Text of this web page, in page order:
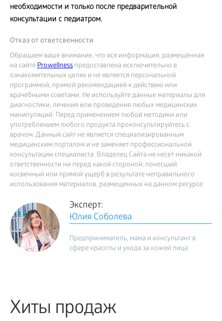
необходимости и только после предварительной
консультации с педиатром.
Отказ от ответсвенности
Обращаем ваше внимание, что вся информация, размещённая
на сайтеProwellness предоставлена исключительно в
ознакомительных целях и не является персональной
программой, прямой рекомендацией к действию или
врачебными советами. Не используйте данные материалы для
диагностики, лечения или проведения любых медицинских
манипуляций. Перед применением любой методики или
употреблением любого продукта проконсультируйтесь с
врачом. Данный сайт не является специализированным
медицинским порталом и не заменяет профессиональной
консультации специалиста. Владелец Сайта не несет никакой
ответственности ни перед какой стороной, понесший
косвенный или прямой ущерб в результате неправильного
использования материалов, размещенных на данном ресурсе.
Эксперт:
Юлия Соболева
Предприниматель, мама и консультант в
сфере красоты и ухода за кожей лица
Хиты продаж